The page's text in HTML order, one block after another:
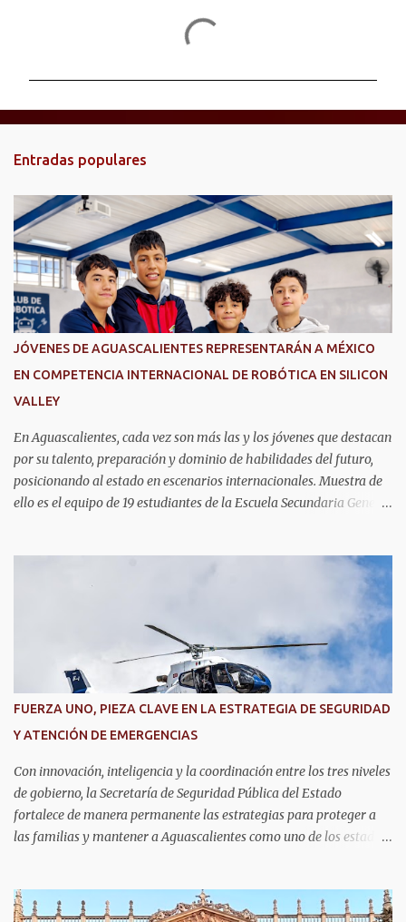
n
t
i
o
s
Entradas populares
JÓVENES DE AGUASCALIENTES REPRESENTARÁN A MÉXICO
EN COMPETENCIA INTERNACIONAL DE ROBÓTICA EN SILICON
VALLEY
En Aguascalientes, cada vez son más las y los jóvenes que destacan
por su talento, preparación y dominio de habilidades del futuro,
posicionando al estado en escenarios internacionales. Muestra de
ello es el equipo de 19 estudiantes de la Escuela Secundaria General
competirán con jóvenes de todo el mundo. Su pase lo obtuvieron en
RoboRAVE México 2025, en Puerto Vallarta, tras destacar por su
precisión, creatividad y habilidades en programación, diseño de
prototipos y trabajo en equipo. Divididos en cinco equipos,
participarán en la categoría Fast Bot, en la que robots diseñados
por ellos mismos deberán recorrer una pista siguiendo una línea
con la mayor velocidad y exactitud. Este logro refleja cómo en
Aguascalientes se impulsa el desarrollo de nuevas competencias,
formando generaciones capaces de innovar y competir al más alto
nivel global.
FUERZA UNO, PIEZA CLAVE EN LA ESTRATEGIA DE SEGURIDAD
Y ATENCIÓN DE EMERGENCIAS
Con innovación, inteligencia y la coordinación entre los tres niveles
de gobierno, la Secretaría de Seguridad Pública del Estado
fortalece de manera permanente las estrategias para proteger a
las familias y mantener a Aguascalientes como uno de los estados
aérea, brindar apoyo táctico a los operativos de seguridad,